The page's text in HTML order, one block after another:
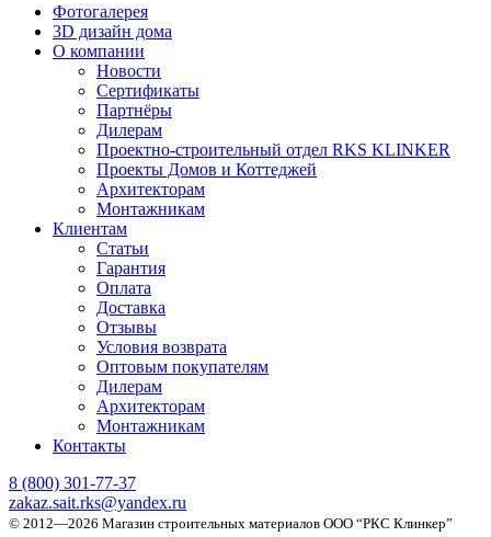
Фотогалерея
3D дизайн дома
О компании
Новости
Сертификаты
Партнёры
Дилерам
Проектно-строительный отдел RKS KLINKER
Проекты Домов и Коттеджей
Архитекторам
Монтажникам
Клиентам
Статьи
Гарантия
Оплата
Доставка
Отзывы
Условия возврата
Оптовым покупателям
Дилерам
Архитекторам
Монтажникам
Контакты
8 (800) 301-77-37
zakaz.sait.rks@yandex.ru
© 2012—2026 Магазин строительных материалов ООО “РКС Клинкер”